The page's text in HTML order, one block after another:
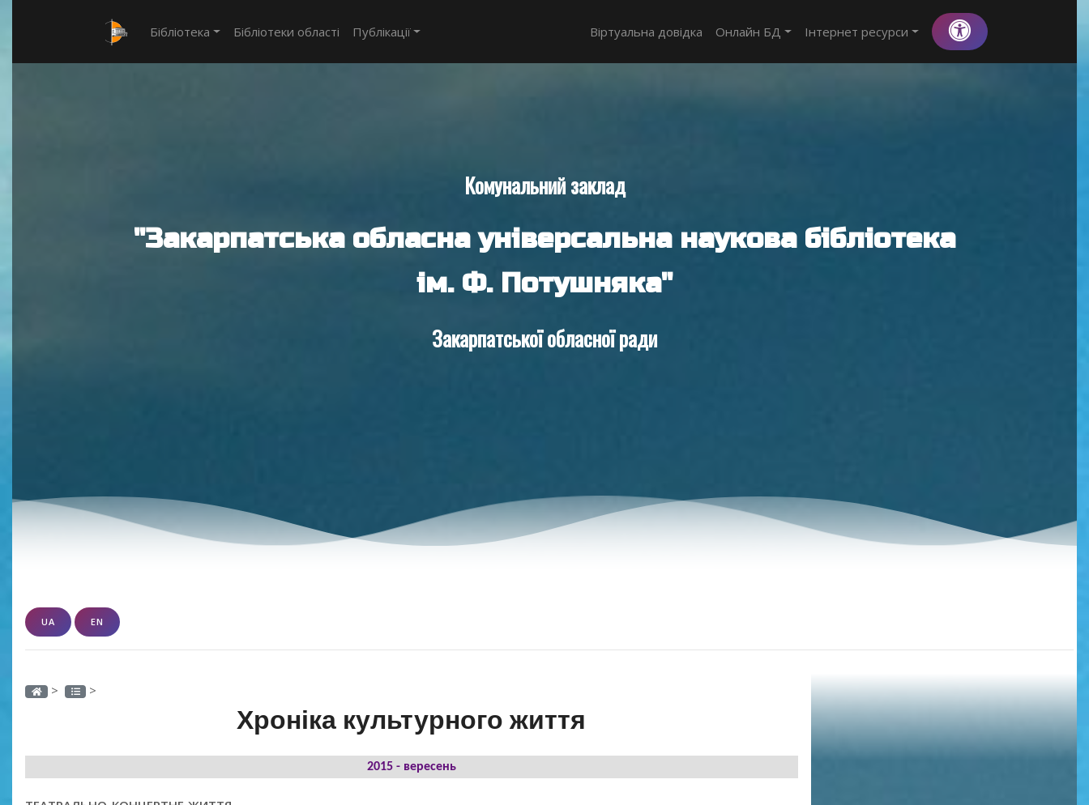
Бібліотека Бібліотеки області Публікації Віртуальна довідка Онлайн БД Інтернет ресурси
Комунальний заклад
"Закарпатська обласна універсальна наукова бібліотека
ім. Ф. Потушняка"
Закарпатської обласної ради
UA EN
> >
Хроніка культурного життя
2015 - вересень